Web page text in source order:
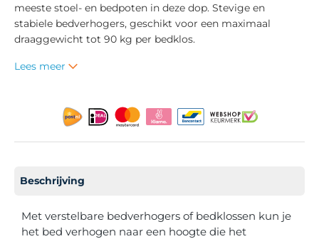
meeste stoel- en bedpoten in deze dop. Stevige en
stabiele bedverhogers, geschikt voor een maximaal
draaggewicht tot 90 kg per bedklos.
Lees meer
Beschrijving
Met verstelbare bedverhogers of bedklossen kun je
het bed verhogen naar een hoogte die het